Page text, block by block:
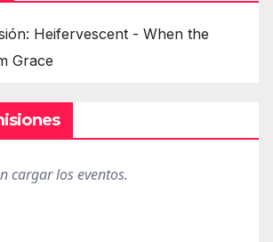
Heifervescent - When the
Grace